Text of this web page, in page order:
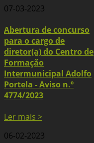
07-03-2023
Abertura de concurso
para o cargo de
diretor(a) do Centro de
Formação
Intermunicipal Adolfo
Portela - Aviso n.º
4774/2023
Ler mais >
06-02-2023